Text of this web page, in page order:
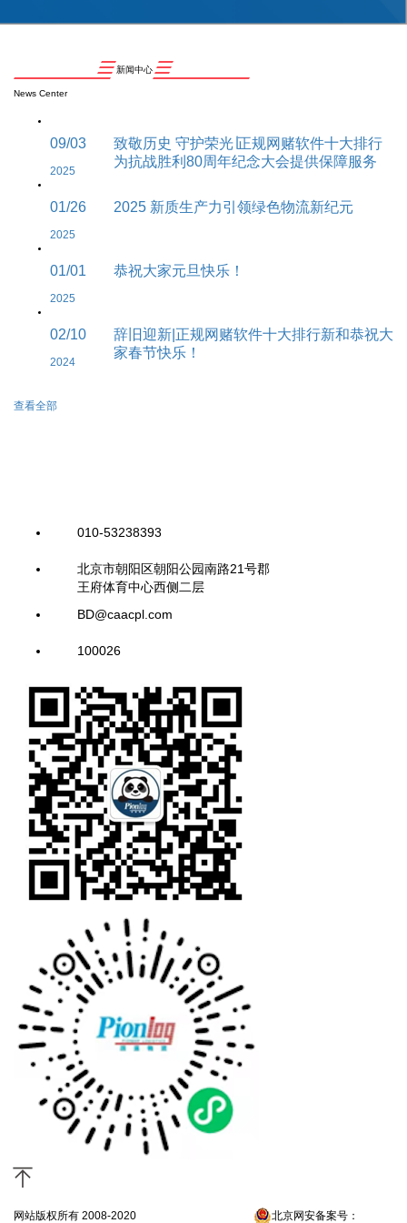
新闻中心
News Center
09/03
2025
致敬历史 守护荣光∣正规网赌软件十大排行
为抗战胜利80周年纪念大会提供保障服务
01/26
2025
2025 新质生产力引领绿色物流新纪元
01/01
2025
恭祝大家元旦快乐！
02/10
2024
辞旧迎新|正规网赌软件十大排行新和恭祝大
家春节快乐！
查看全部
010-53238393
北京市朝阳区朝阳公园南路21号郡
王府体育中心西侧二层
BD@caacpl.com
100026
网站版权所有 2008-2020 北京网安备案号：